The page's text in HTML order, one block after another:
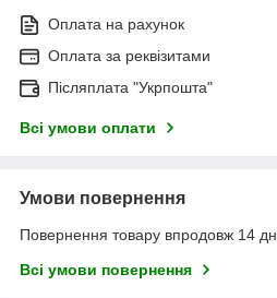
Оплата на рахунок
Оплата за реквізитами
Післяплата "Укрпошта"
Всі умови оплати
Умови повернення
Повернення товару впродовж 14
Всі умови повернення